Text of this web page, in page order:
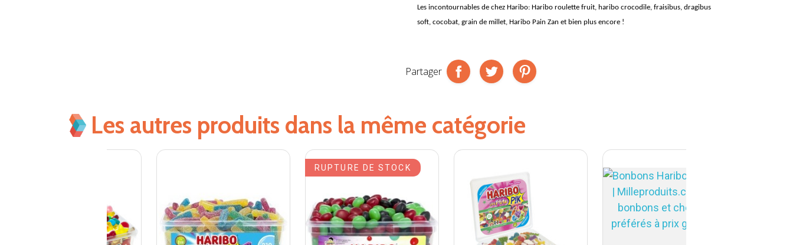
Les incontournables de chez Haribo: Haribo roulette fruit, haribo crocodile, fraisibus, dragibus
soft, cocobat, grain de millet, Haribo Pain Zan et bien plus encore !
Partager
Les autres produits dans la même catégorie